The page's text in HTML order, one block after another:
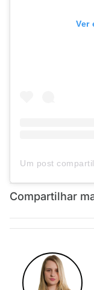
Ver
Compartilhar